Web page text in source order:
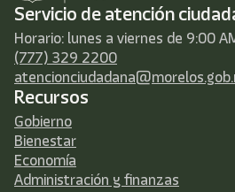
Servicio de atención
Horario: lunes a viernes de 9:00
(777) 329 2200
Recursos
Gobierno
Bienestar
Economía
Administración y finanzas